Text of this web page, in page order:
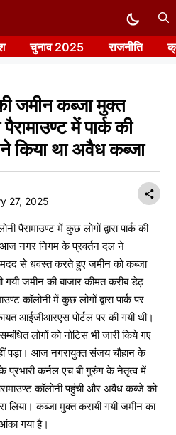
चुनाव 2025 राजनीति
जमीन कब्जा मुक्त
में पार्क की
किया था अवैध कब्जा
27, 2025
पैरामाउण्ट में कुछ लोगों द्वारा पार्क की
नगर निगम के प्रवर्तन दल ने
से धवस्त करते हुए जमीन को कब्जा
गयी जमीन की बाजार कीमत करीब डेढ़
कॉलोनी में कुछ लोगों द्वारा पार्क पर
आईजीआरएस पोर्टल पर की गयी थी।
लोगों को नोटिस भी जारी किये गए
पड़ा। आज नगरायुक्त संजय चौहान के
प्रभारी कर्नल एच बी गुरुंग के नेतृत्व में
कॉलोनी पहुंची और अवैध कब्जे को
लिया। कब्जा मुक्त करायी गयी जमीन का
गया है।